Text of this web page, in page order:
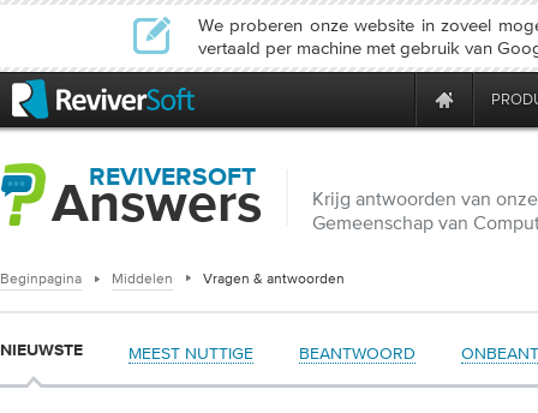
We proberen onze website in zoveel
vertaald per machine met gebruik van
REVIVERSOFT
Answers
Krijg antwoorden van onze
Gemeenschap van
Beginpagina Middelen Vragen & antwoorden
NIEUWSTE MEEST NUTTIGE BEANTWOORD